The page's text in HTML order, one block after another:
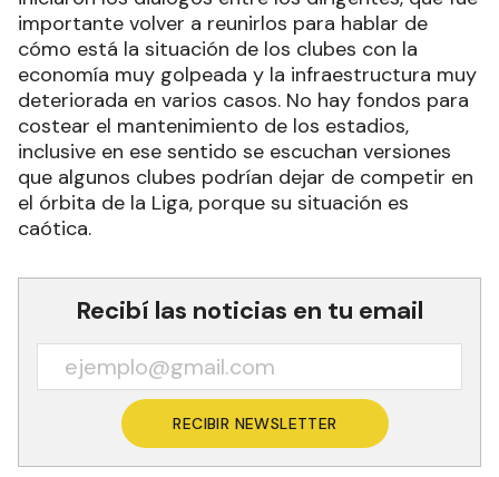
importante volver a reunirlos para hablar de
cómo está la situación de los clubes con la
economía muy golpeada y la infraestructura muy
deteriorada en varios casos. No hay fondos para
costear el mantenimiento de los estadios,
inclusive en ese sentido se escuchan versiones
que algunos clubes podrían dejar de competir en
el órbita de la Liga, porque su situación es
caótica.
Recibí las noticias en tu email
RECIBIR NEWSLETTER